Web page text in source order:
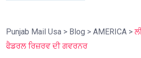
Punjab Mail Usa > Blog > AMERICA >
ਫੈਡਰਲ ਰਿਜ਼ਰਵ ਦੀ ਗਵਰਨਰ